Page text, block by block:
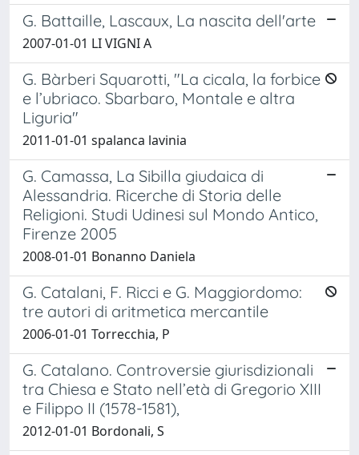
G. Battaille, Lascaux, La nascita dell'arte
2007-01-01 LI VIGNI A
G. Bàrberi Squarotti, "La cicala, la forbice
e l’ubriaco. Sbarbaro, Montale e altra
Liguria"
2011-01-01 spalanca lavinia
G. Camassa, La Sibilla giudaica di
Alessandria. Ricerche di Storia delle
Religioni. Studi Udinesi sul Mondo Antico,
Firenze 2005
2008-01-01 Bonanno Daniela
G. Catalani, F. Ricci e G. Maggiordomo:
tre autori di aritmetica mercantile
2006-01-01 Torrecchia, P
G. Catalano. Controversie giurisdizionali
tra Chiesa e Stato nell’età di Gregorio XIII
e Filippo II (1578-1581),
2012-01-01 Bordonali, S